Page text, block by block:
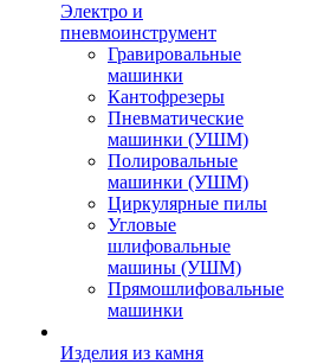
Электро и
пневмоинструмент
Гравировальные
машинки
Кантофрезеры
Пневматические
машинки (УШМ)
Полировальные
машинки (УШМ)
Циркулярные пилы
Угловые
шлифовальные
машины (УШМ)
Прямошлифовальные
машинки
Изделия из камня